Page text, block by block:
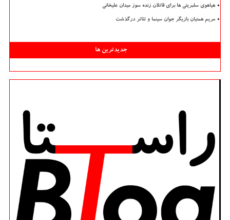
هیاهوی سلبریتی ها برای قاتلان زنده سوز میدان علیخانی
مریم همتیان بازیگر جوان سینما و تئاتر درگذشت
جدیدترین ها